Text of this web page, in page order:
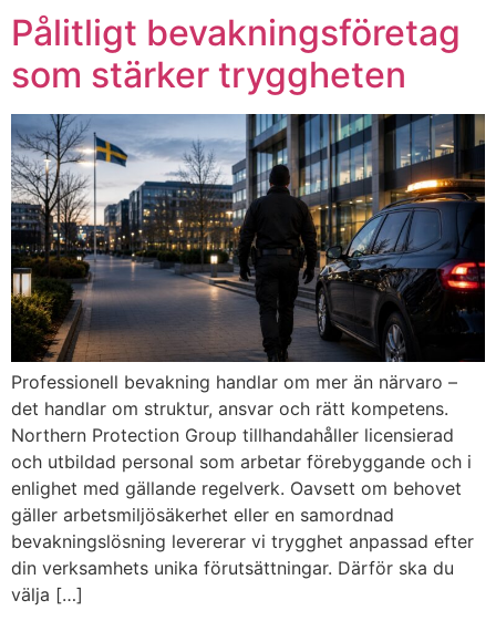
Pålitligt bevakningsföretag
som stärker tryggheten
Professionell bevakning handlar om mer än närvaro –
det handlar om struktur, ansvar och rätt kompetens.
Northern Protection Group tillhandahåller licensierad
och utbildad personal som arbetar förebyggande och i
enlighet med gällande regelverk. Oavsett om behovet
gäller arbetsmiljösäkerhet eller en samordnad
bevakningslösning levererar vi trygghet anpassad efter
din verksamhets unika förutsättningar. Därför ska du
välja […]